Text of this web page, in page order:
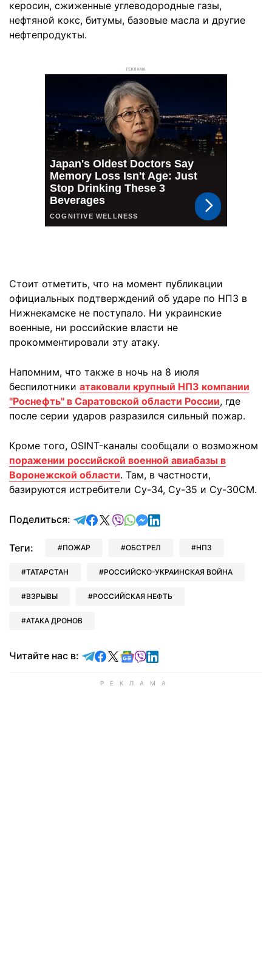
керосин, сжиженные углеводородные газы,
нефтяной кокс, битумы, базовые масла и другие
нефтепродукты.
РЕКЛАМА
Стоит отметить, что на момент публикации
официальных подтверждений об ударе по НПЗ в
Нижнекамске не поступало. Ни украинские
военные, ни российские власти не
прокомментировали эту атаку.
Напомним, что также в ночь на 8 июля
беспилотники атаковали крупный НПЗ компании
"Роснефть" в Саратовской области России, где
после серии ударов разразился сильный пожар.
Кроме того, OSINT-каналы сообщали о возможном
поражении российской военной авиабазы в
Воронежской области. Там, в частности,
базируются истребители Су-34, Су-35 и Су-30СМ.
Поделиться: отправить в Telegram
поделиться в Facebook
поделиться в X
отправить в Viber
отправить в Whatsapp
отправить в Messenger
отправить в LinkedIn
Теги: ПОЖАР ОБСТРЕЛ НПЗ
ТАТАРСТАН РОССИЙСКО-УКРАИНСКАЯ ВОЙНА
ВЗРЫВЫ РОССИЙСКАЯ НЕФТЬ
АТАКА ДРОНОВ
Читайте нас в: Читайте в Telegram
Читайте в Facebook
Читайте в X
Читайте в Google news
Читайте в Viber
Читайте в LinkedIn